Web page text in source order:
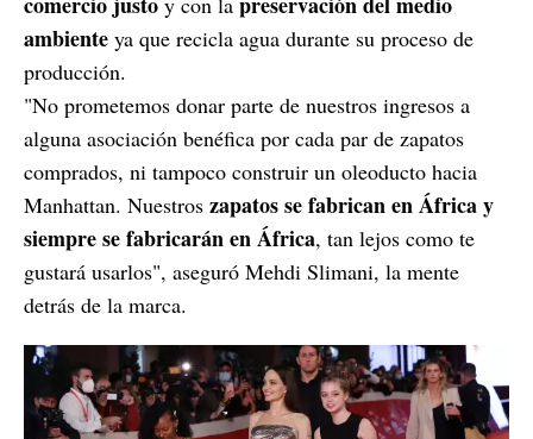
ambiente ya que recicla agua durante su proceso de
producción.
"No prometemos donar parte de nuestros ingresos a
alguna asociación benéfica por cada par de zapatos
comprados, ni tampoco construir un oleoducto hacia
Manhattan. Nuestros zapatos se fabrican en África y
siempre se fabricarán en África, tan lejos como te
gustará usarlos", aseguró Mehdi Slimani, la mente
detrás de la marca.